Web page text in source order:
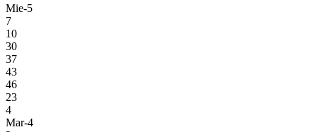
Mie-5
7
10
30
37
43
46
23
4
Mar-4